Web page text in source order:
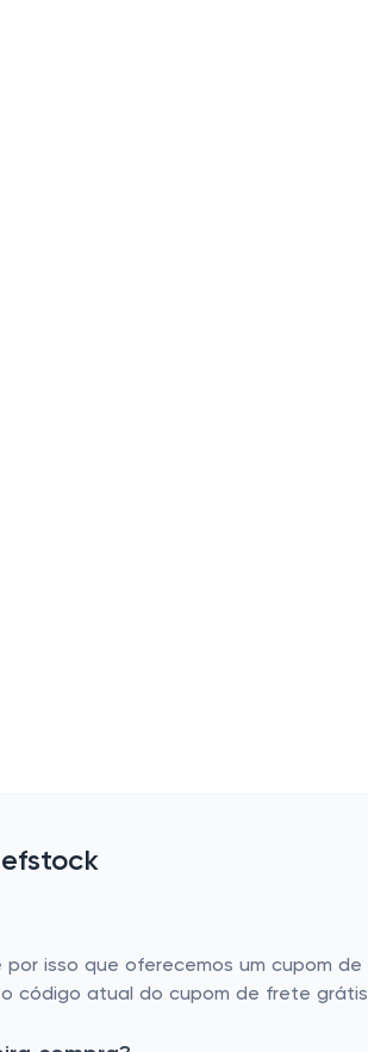
isso que oferecemos um cupom
código atual do cupom de frete